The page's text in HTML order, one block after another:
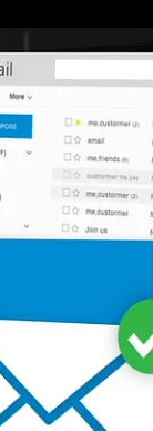
Um Novo
pode ser uma decisão
mas como saber se esse
a pena?